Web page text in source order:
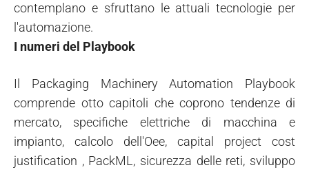
contemplano e sfruttano le attuali tecnologie per
l'automazione.
I numeri del Playbook
Il Packaging Machinery Automation Playbook
comprende otto capitoli che coprono tendenze di
mercato, specifiche elettriche di macchina e
impianto, calcolo dell'Oee, capital project cost
justification , PackML, sicurezza delle reti, sviluppo